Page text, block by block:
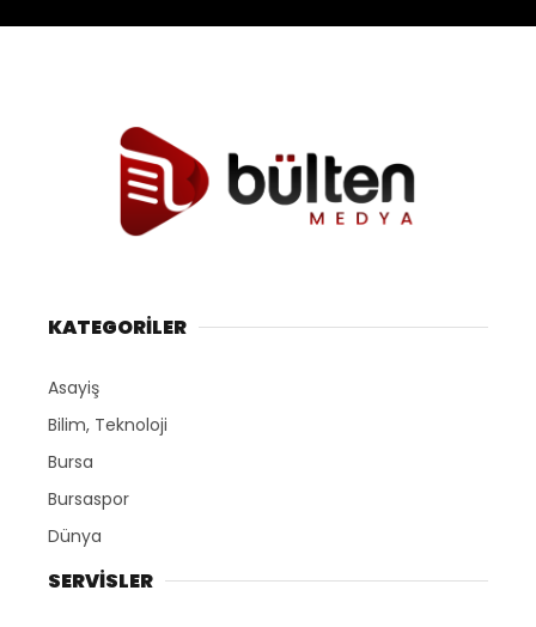
KATEGORİLER
Asayiş
Bilim, Teknoloji
Bursa
Bursaspor
Dünya
SERVİSLER